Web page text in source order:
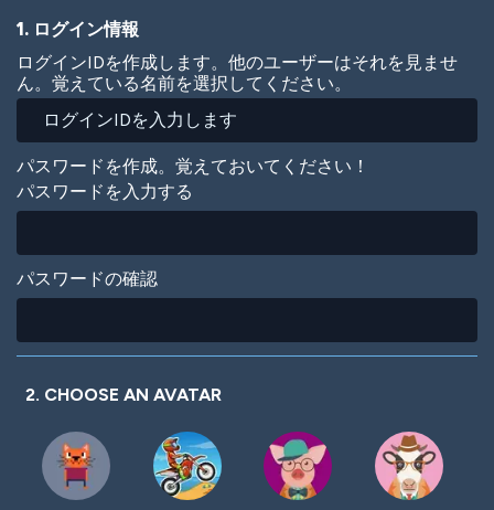
1. ログイン情報
ログインIDを作成します。他のユーザーはそれを見ませ
ん。覚えている名前を選択してください。
パスワードを作成。覚えておいてください！
パスワードを入力する
パスワードの確認
2. CHOOSE AN AVATAR